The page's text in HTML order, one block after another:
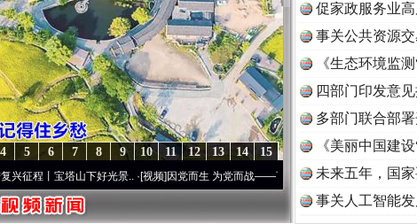
15
14
13
12
11
10
9
8
7
6
5
4
塔山下好光景..·[视频]因党而生 为党而战——百年“纪”事⑧加强纪律..·[视频]牢记初心
促家政服务业
事关公共资源
《生态环境监
读
四部门印发意
多部门联合部
《美丽中国建
未来五年，国
事关人工智能